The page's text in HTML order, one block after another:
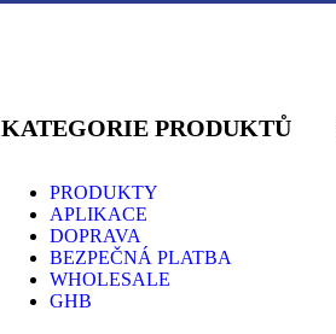
KATEGORIE PRODUKTŮ
PRODUKTY
APLIKACE
DOPRAVA
BEZPEČNÁ PLATBA
WHOLESALE
GHB